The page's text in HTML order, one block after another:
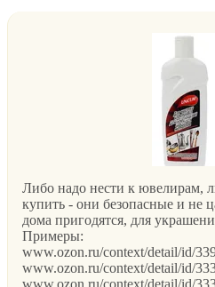
Либо надо нести к ювелирам,
купить - они безопасные и не
дома пригодятся, для
Примеры:
www.ozon.ru/context/detail/id/
www.ozon.ru/context/detail/id/